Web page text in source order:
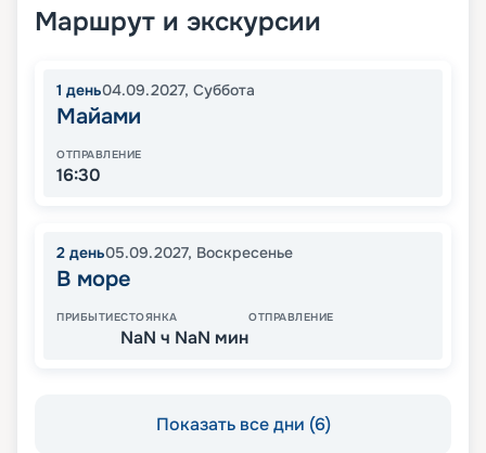
Маршрут и экскурсии
1 день04.09.2027, Суббота
Майами
ОТПРАВЛЕНИЕ
16:30
2 день05.09.2027, Воскресенье
В море
ПРИБЫТИЕСТОЯНКА
NaN ч NaN мин
ОТПРАВЛЕНИЕ
Показать все дни (6)